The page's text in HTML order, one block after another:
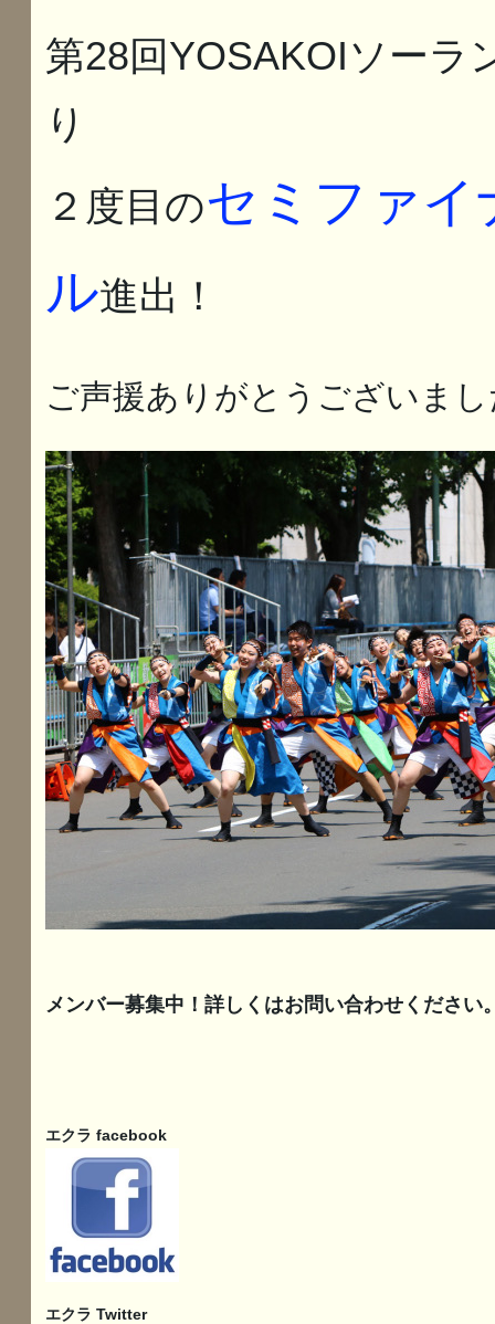
第28回YOSAKOIソーラ
り
２度目のセミファイ
ル進出！
ご声援ありがとうございま
メンバー募集中！詳しくはお問い合わせください
エクラ facebook
エクラ Twitter